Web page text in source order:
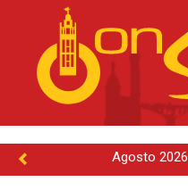
Agosto 2026